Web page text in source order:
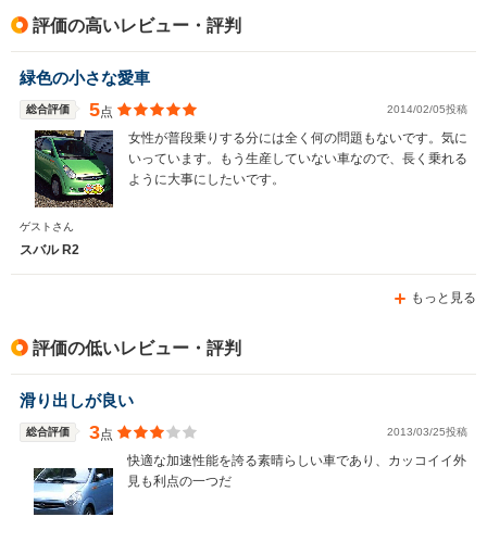
評価の高いレビュー・評判
緑色の小さな愛車
総合評価 5点 2014/02/05投稿
女性が普段乗りする分には全く何の問題もないです。気に
いっています。もう生産していない車なので、長く乗れる
ように大事にしたいです。
ゲストさん
スバル R2
もっと見る
評価の低いレビュー・評判
滑り出しが良い
総合評価 3点 2013/03/25投稿
快適な加速性能を誇る素晴らしい車であり、カッコイイ外
見も利点の一つだ